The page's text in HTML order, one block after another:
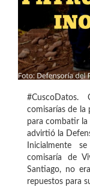
comisarías de la
para combatir la
advirtió la
Inicialmente
comisaría de
Santiago, no
repuestos para